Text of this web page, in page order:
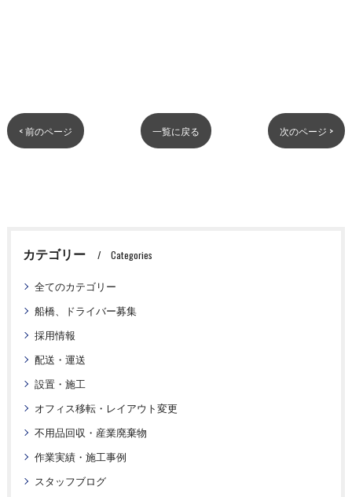
< 前のページ 一覧に戻る 次のページ >
カテゴリー Categories
全てのカテゴリー
船橋、ドライバー募集
採用情報
配送・運送
設置・施工
オフィス移転・レイアウト変更
不用品回収・産業廃棄物
作業実績・施工事例
スタッフブログ